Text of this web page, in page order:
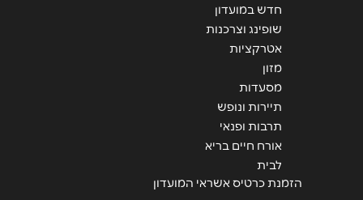
חדש במועדון
שופינג וצרכנות
אטרקציות
מזון
מסעדות
תיירות ונופש
תרבות ופנאי
אורח חיים בריא
לבית
הזמנת כרטיס אשראי המועדון